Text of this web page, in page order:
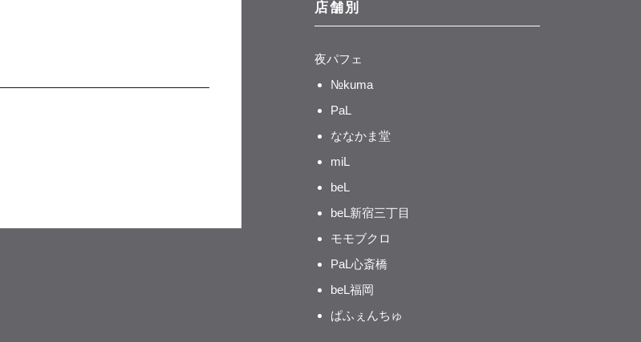
店舗別
夜パフェ
№kuma
PaL
ななかま堂
miL
beL
beL新宿三丁目
モモブクロ
PaL心斎橋
beL福岡
ぱふぇんちゅ